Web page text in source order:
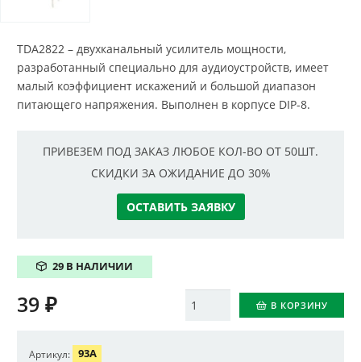
TDA2822 – двухканальный усилитель мощности,
разработанный специально для аудиоустройств, имеет
малый коэффициент искажений и большой диапазон
питающего напряжения. Выполнен в корпусе DIP-8.
ПРИВЕЗЕМ ПОД ЗАКАЗ ЛЮБОЕ КОЛ-ВО ОТ 50ШТ.
СКИДКИ ЗА ОЖИДАНИЕ ДО 30%
ОСТАВИТЬ ЗАЯВКУ
29 В НАЛИЧИИ
Количество В КОРЗИНУ
39 ₽
Артикул: 93A